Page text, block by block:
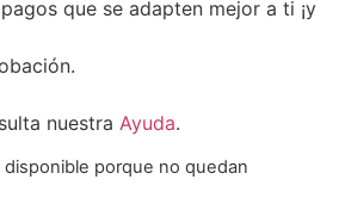
que se adapten mejor a ti ¡y
nuestra Ayuda.
porque no quedan